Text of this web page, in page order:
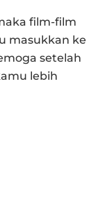
film-film
masukkan ke
setelah
lebih